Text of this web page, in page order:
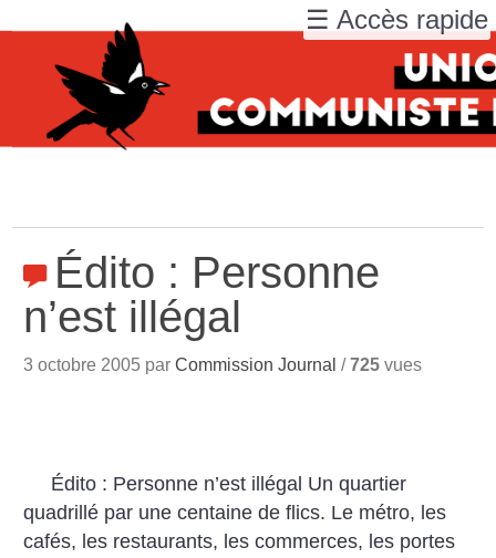
Édito : Personne
n’est illégal
3 octobre 2005 parCommission Journal /725 vues
Édito : Personne n’est illégal Un quartier
quadrillé par une centaine de flics. Le métro, les
cafés, les restaurants, les commerces, les portes
☰ Accès rapide